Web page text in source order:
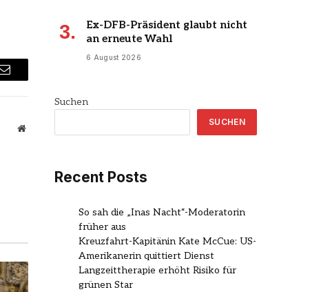
Email
Website
Ex-DFB-Präsident glaubt nicht
an erneute Wahl
6 August 2026
Suchen
SUCHEN
Recent Posts
So sah die „Inas Nacht“-Moderatorin
früher aus
Kreuzfahrt-Kapitänin Kate McCue: US-
Amerikanerin quittiert Dienst
Langzeittherapie erhöht Risiko für
grünen Star